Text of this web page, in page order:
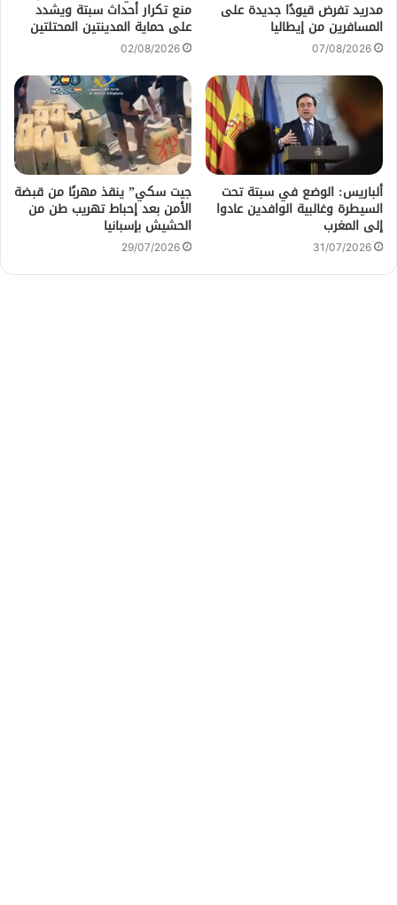
مدريد تفرض قيودًا جديدة على
المسافرين من إيطاليا
07/08/2026
منع تكرار أحداث سبتة ويشدد
على حماية المدينتين المحتلتين
02/08/2026
ألباريس: الوضع في سبتة تحت
السيطرة وغالبية الوافدين عادوا
إلى المغرب
31/07/2026
جيت سكي” ينقذ مهربًا من قبضة
الأمن بعد إحباط تهريب طن من
الحشيش بإسبانيا
29/07/2026